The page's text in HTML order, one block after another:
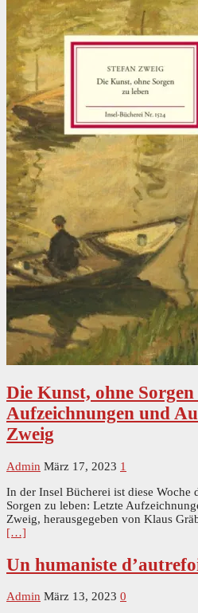
Die Kunst, ohne
Aufzeichnungen und
Zweig
Admin März 17, 2023 1
In der Insel Bücherei ist diese Woche
Sorgen zu leben: Letzte
Zweig, herausgegeben von Klaus
[…]
Un humaniste
Admin März 13, 2023 0